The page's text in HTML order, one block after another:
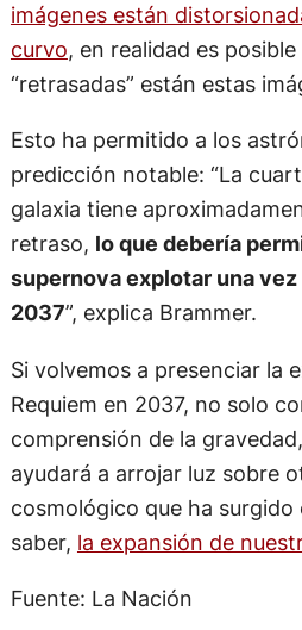
imágenes están
curvo, en realidad es
“retrasadas” están estas
Esto ha permitido a los
predicción notable: “La
galaxia tiene
retraso, lo que debería
supernova explotar una vez
2037”, explica Brammer.
Si volvemos a presenciar la
Requiem en 2037, no solo
comprensión de la
ayudará a arrojar luz sobre
cosmológico que ha surgido
saber, la expansión de
Fuente: La Nación